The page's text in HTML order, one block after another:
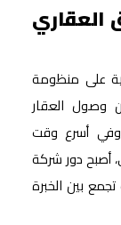
على منظومة
وصول العقار
وفي أسرع وقت
أصبح دور شركة
بين الخبرة